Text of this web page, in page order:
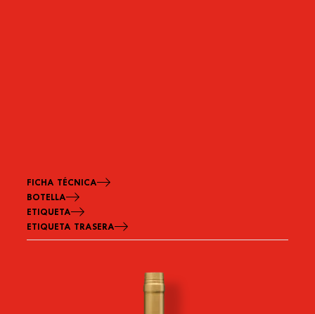
FICHA TÉCNICA
BOTELLA
ETIQUETA
ETIQUETA TRASERA